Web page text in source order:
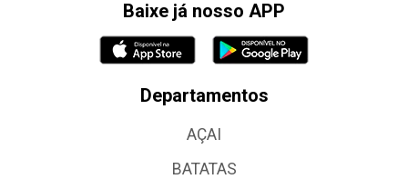
Baixe já nosso APP
Departamentos
AÇAI
BATATAS